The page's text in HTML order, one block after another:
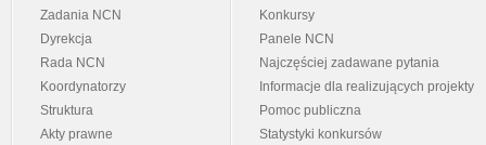
Zadania NCN
Dyrekcja
Rada NCN
Koordynatorzy
Struktura
Akty prawne
Konkursy
Panele NCN
Najczęściej zadawane pytania
Informacje dla realizujących projekty
Pomoc publiczna
Statystyki konkursów